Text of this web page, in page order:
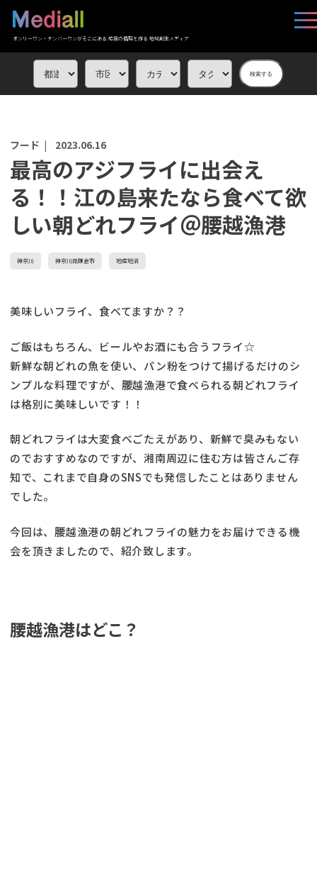
オンリーワン・ナンバーワンがそこにある 応援の循環を作る 地域創生メディア
検索する
フード | 2023.06.16
最高のアジフライに出会え
る！！江の島来たなら食べて欲
しい朝どれフライ＠腰越漁港
神奈川 神奈川県鎌倉市 地産地消
美味しいフライ、食べてますか？？
ご飯はもちろん、ビールやお酒にも合うフライ☆
新鮮な朝どれの魚を使い、パン粉をつけて揚げるだけのシ
ンプルな料理ですが、腰越漁港で食べられる朝どれフライ
は格別に美味しいです！！
朝どれフライは大変食べごたえがあり、新鮮で臭みもない
のでおすすめなのですが、湘南周辺に住む方は皆さんご存
知で、これまで自身のSNSでも発信したことはありません
でした。
今回は、腰越漁港の朝どれフライの魅力をお届けできる機
会を頂きましたので、紹介致します。
腰越漁港はどこ？